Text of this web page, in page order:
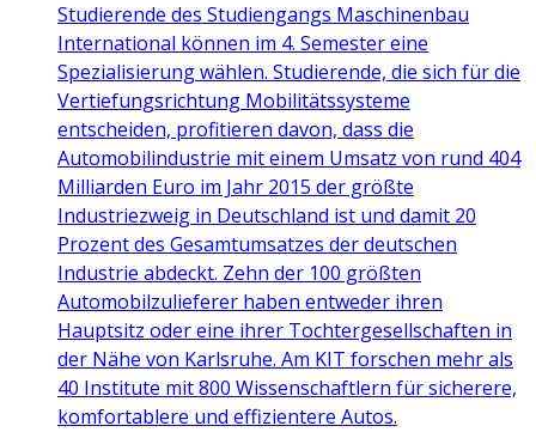
Studierende des Studiengangs Maschinenbau
International können im 4. Semester eine
Spezialisierung wählen. Studierende, die sich für die
Vertiefungsrichtung Mobilitätssysteme
entscheiden, profitieren davon, dass die
Automobilindustrie mit einem Umsatz von rund 404
Milliarden Euro im Jahr 2015 der größte
Industriezweig in Deutschland ist und damit 20
Prozent des Gesamtumsatzes der deutschen
Industrie abdeckt. Zehn der 100 größten
Automobilzulieferer haben entweder ihren
Hauptsitz oder eine ihrer Tochtergesellschaften in
der Nähe von Karlsruhe. Am KIT forschen mehr als
40 Institute mit 800 Wissenschaftlern für sicherere,
komfortablere und effizientere Autos.